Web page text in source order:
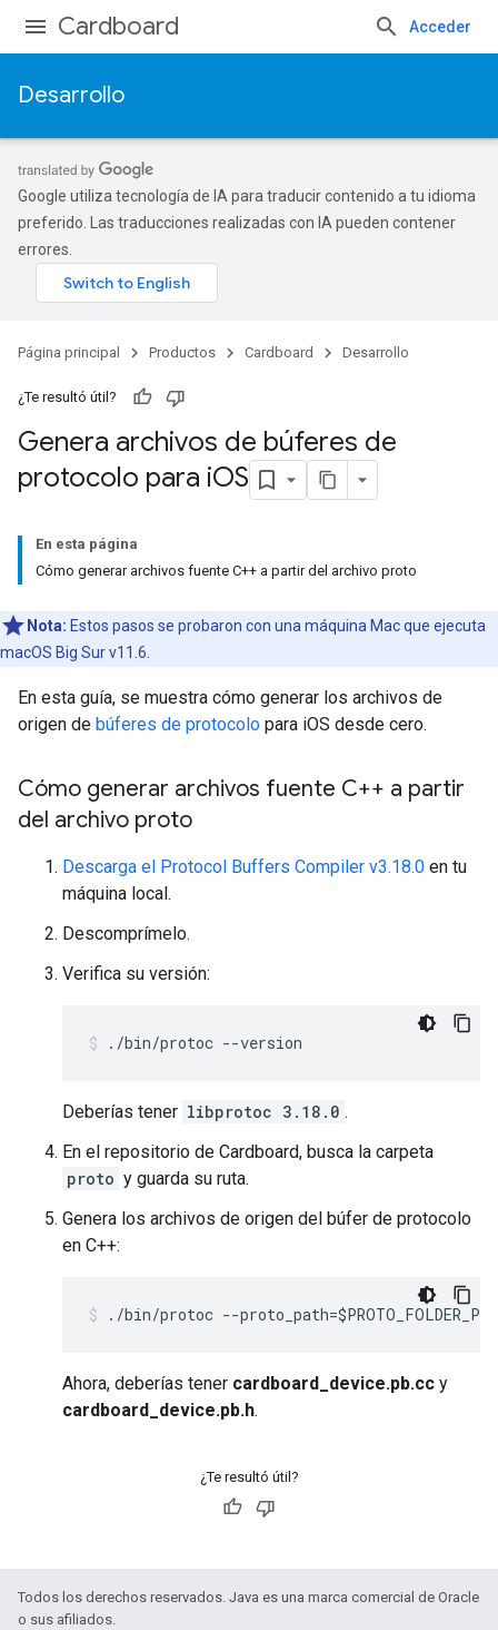
Cardboard Acceder
Desarrollo
Google utiliza tecnología de IA para traducir contenido a tu idioma
preferido. Las traducciones realizadas con IA pueden contener
errores.
Página principal Productos Cardboard Desarrollo
¿Te resultó útil?
Genera archivos de búferes de
protocolo para iOS
En esta página
Cómo generar archivos fuente C++ a partir del archivo proto
Nota: Estos pasos se probaron con una máquina Mac que ejecuta
macOS Big Sur v11.6.
En esta guía, se muestra cómo generar los archivos de
origen de búferes de protocolo para iOS desde cero.
Cómo generar archivos fuente C++ a partir
del archivo proto
Descarga el Protocol Buffers Compiler v3.18.0 en tu
máquina local.
Descomprímelo.
Verifica su versión:
./bin/protoc --version
Deberías tener libprotoc 3.18.0 .
En el repositorio de Cardboard, busca la carpeta
proto y guarda su ruta.
Genera los archivos de origen del búfer de protocolo
en C++:
./bin/protoc --
Ahora, deberías tener cardboard_device.pb.cc y
cardboard_device.pb.h.
¿Te resultó útil?
Todos los derechos reservados. Java es una marca comercial de Oracle
o sus afiliados.